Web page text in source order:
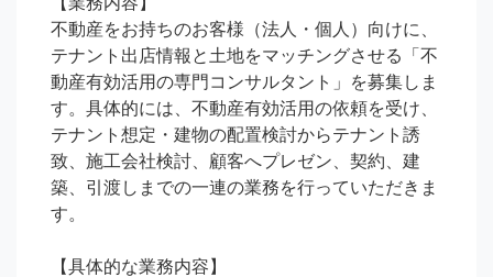
不動産をお持ちのお客様（法人・個人）向けに、
テナント出店情報と土地をマッチングさせる「不
動産有効活用の専門コンサルタント」を募集しま
す。具体的には、不動産有効活用の依頼を受け、
テナント想定・建物の配置検討からテナント誘
致、施工会社検討、顧客へプレゼン、契約、建
築、引渡しまでの一連の業務を行っていただきま
す。
【具体的な業務内容】